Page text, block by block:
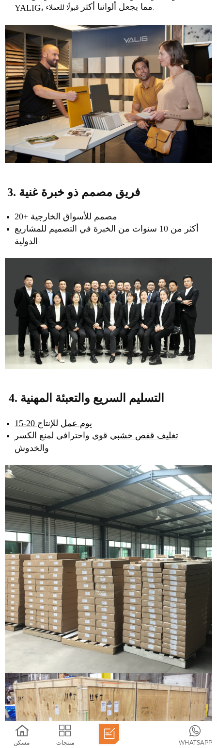
YALIG،
مما يجعل ألواننا أكثرقبولًا للعملاء.
3. فريق مصمم ذو خبرة غنية
20+ مصمم للأسواق الخارجية
أكثر من 10 سنوات من الخبرة في التصميم للمشاريع
4. التسليم السريع والتعبئة المهنية
15-20 يوم عمل للإنتاج
تغليف قفص خشبي قوي واحترافي لمنع الكسر
والخدوش
مسكن منتجات WHATSAPP